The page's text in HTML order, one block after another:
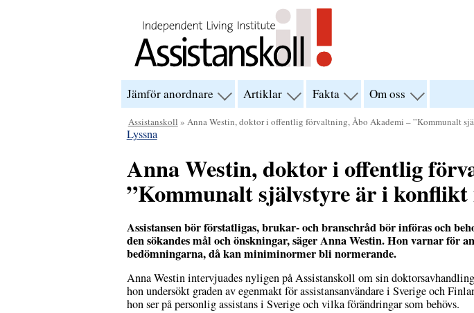
Jämför anordnare
visa
menyn
för
Artiklar visa
menyn
för
Fakta visa
menyn
för
Om oss
visa
menyn
för
Assistanskoll » Anna Westin, doktor i offentlig förvaltning, Åbo Akademi – ”Kommunalt
Lyssna
Anna Westin, doktor i offentlig
”Kommunalt självstyre är i
Assistansen bör förstatligas, brukar- och branschråd bör införas och
den sökandes mål och önskningar, säger Anna Westin. Hon varnar för
bedömningarna, då kan miniminormer bli normerande.
Anna Westin intervjuades nyligen på Assistanskoll om sin doktorsavhandling
hon undersökt graden av egenmakt för assistansanvändare i Sverige och
hon ser på personlig assistans i Sverige och vilka förändringar som behövs.